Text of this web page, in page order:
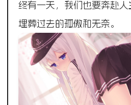
终有一天，我们也要奔赴人
埋葬过去的孤傲和无奈。